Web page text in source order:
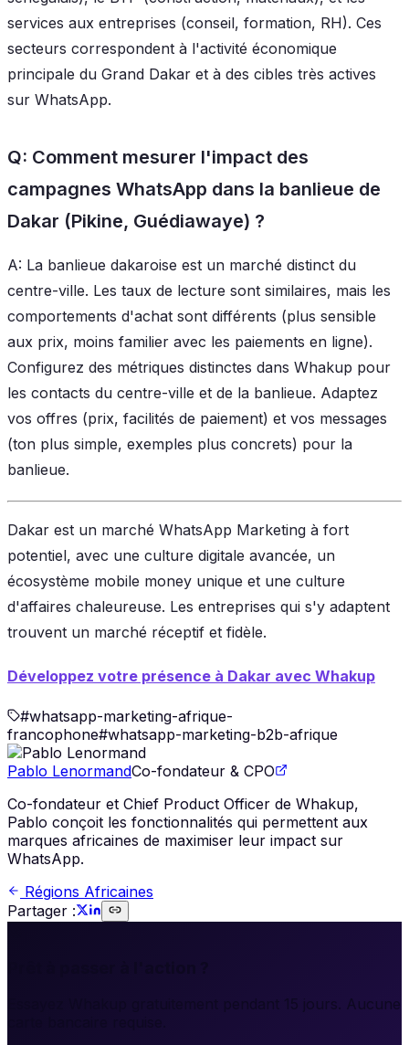
services aux entreprises (conseil, formation, RH). Ces
secteurs correspondent à l'activité économique
principale du Grand Dakar et à des cibles très actives
sur WhatsApp.
Q: Comment mesurer l'impact des
campagnes WhatsApp dans la banlieue de
Dakar (Pikine, Guédiawaye) ?
A: La banlieue dakaroise est un marché distinct du
centre-ville. Les taux de lecture sont similaires, mais les
comportements d'achat sont différents (plus sensible
aux prix, moins familier avec les paiements en ligne).
Configurez des métriques distinctes dans Whakup pour
les contacts du centre-ville et de la banlieue. Adaptez
vos offres (prix, facilités de paiement) et vos messages
(ton plus simple, exemples plus concrets) pour la
banlieue.
Dakar est un marché WhatsApp Marketing à fort
potentiel, avec une culture digitale avancée, un
écosystème mobile money unique et une culture
d'affaires chaleureuse. Les entreprises qui s'y adaptent
trouvent un marché réceptif et fidèle.
Développez votre présence à Dakar avec Whakup
#whatsapp-marketing-afrique-
francophone#whatsapp-marketing-b2b-afrique
Pablo LenormandCo-fondateur & CPO
Co-fondateur et Chief Product Officer de Whakup,
Pablo conçoit les fonctionnalités qui permettent aux
marques africaines de maximiser leur impact sur
WhatsApp.
Régions Africaines
Partager :
Essayez Whakup gratuitement pendant 15 jours. Aucune